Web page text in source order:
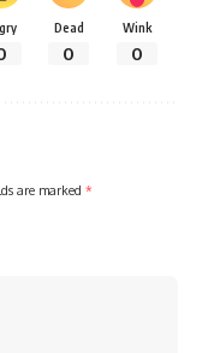
Dead
0
Wink
0
are marked *